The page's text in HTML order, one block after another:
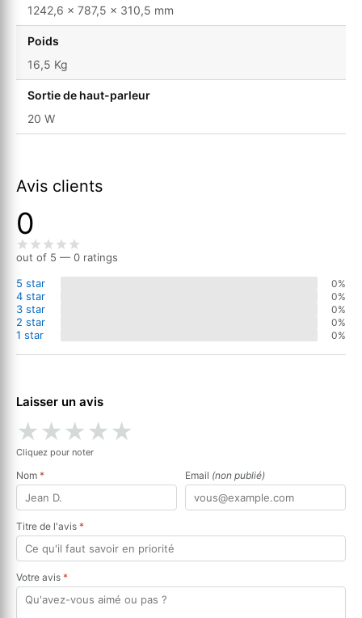
1242,6 x 787,5 x 310,5 mm
Poids
16,5 Kg
Sortie de haut-parleur
20 W
Avis clients
0
out of 5 — 0 ratings
5 star
0%
4 star 0%
3 star 0%
2 star 0%
1 star 0%
Laisser un avis
★★★★★
Cliquez pour noter
Nom * Email (non publié)
Titre de l'avis *
Votre avis *